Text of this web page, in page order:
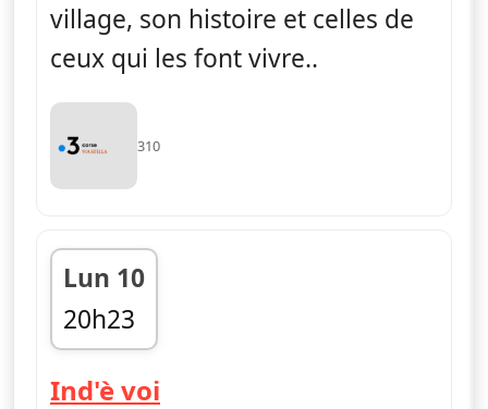
village, son histoire et celles de
ceux qui les font vivre..
310
Lun 10
20h23
fin 20h41
Ind'è voi